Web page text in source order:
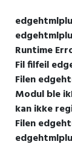
Runtime
Fil filfeil
Filen
Modul ble
kan ikke
Filen